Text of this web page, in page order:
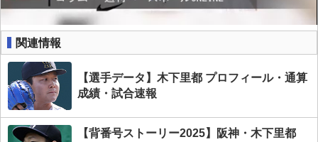
関連情報
【選手データ】木下里都 プロフィール・通算
成績・試合速報
【背番号ストーリー2025】阪神・木下里都